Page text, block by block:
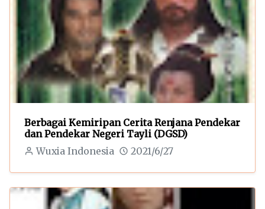
Berbagai Kemiripan Cerita Renjana Pendekar
dan Pendekar Negeri Tayli (DGSD)
Wuxia Indonesia 2021/6/27